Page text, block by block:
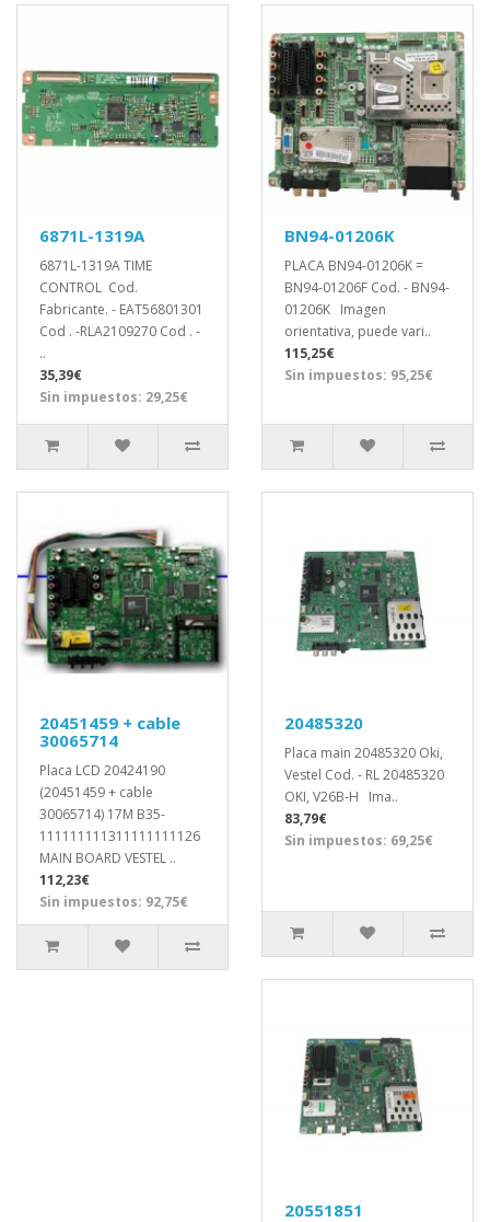
6871L-1319A
6871L-1319A TIME
CONTROL Cod.
Fabricante. - EAT56801301
Cod . -RLA2109270 Cod . -
..
35,39€
Sin impuestos: 29,25€
BN94-01206K
PLACA BN94-01206K =
BN94-01206F Cod. - BN94-
01206K Imagen
orientativa, puede vari..
115,25€
Sin impuestos: 95,25€
20451459 + cable
30065714
Placa LCD 20424190
(20451459 + cable
30065714) 17M B35-
111111111311111111126
MAIN BOARD VESTEL ..
112,23€
Sin impuestos: 92,75€
20485320
Placa main 20485320 Oki,
Vestel Cod. - RL 20485320
OKI, V26B-H Ima..
83,79€
Sin impuestos: 69,25€
20551851